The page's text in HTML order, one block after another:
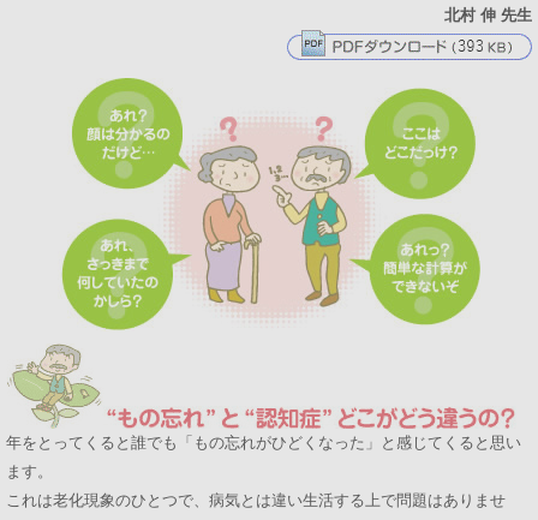
北村 伸 先生
年をとってくると誰でも「もの忘れがひどくなった」と感じてくると思い
ます。
これは老化現象のひとつで、病気とは違い生活する上で問題はありませ